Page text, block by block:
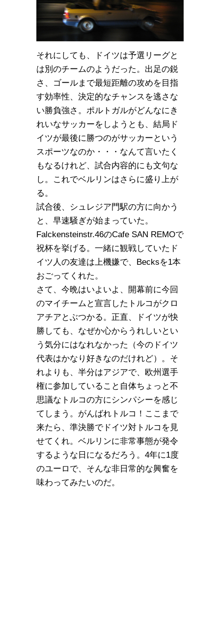
それにしても、ドイツは予選リーグと
は別のチームのようだった。出足の鋭
さ、ゴールまで最短距離の攻めを目指
す効率性、決定的なチャンスを逃さな
い勝負強さ。ポルトガルがどんなにき
れいなサッカーをしようとも、結局ド
イツが最後に勝つのがサッカーという
スポーツなのか・・・なんて言いたく
もなるけれど、試合内容的にも文句な
し。これでベルリンはさらに盛り上が
る。
試合後、シュレジア門駅の方に向かう
と、早速騒ぎが始まっていた。
Falckensteinstr.46のCafe SAN REMOで
祝杯を挙げる。一緒に観戦していたド
イツ人の友達は上機嫌で、Becksを1本
おごってくれた。
さて、今晩はいよいよ、開幕前に今回
のマイチームと宣言したトルコがクロ
アチアとぶつかる。正直、ドイツが快
勝しても、なぜか心からうれしいとい
う気分にはなれなかった（今のドイツ
代表はかなり好きなのだけれど）。そ
れよりも、半分はアジアで、欧州選手
権に参加していること自体ちょっと不
思議なトルコの方にシンパシーを感じ
てしまう。がんばれトルコ！ここまで
来たら、準決勝でドイツ対トルコを見
せてくれ。ベルリンに非常事態が発令
するような日になるだろう。4年に1度
のユーロで、そんな非日常的な興奮を
味わってみたいのだ。